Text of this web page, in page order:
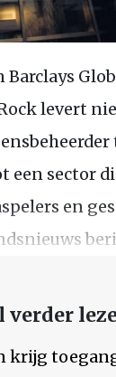
Barclays
levert
een sector
en
krijg